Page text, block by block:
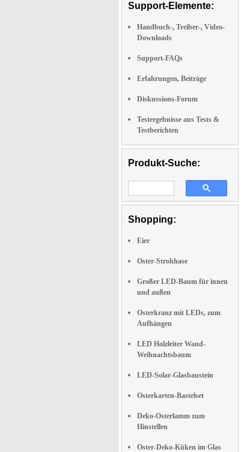
Support-Elemente:
Handbuch-, Treiber-, Video-
Downloads
Support-FAQs
Erfahrungen, Beiträge
Diskussions-Forum
Testergebnisse aus Tests &
Testberichten
Produkt-Suche:
Shopping:
Eier
Oster-Strohhase
Großer LED-Baum für innen
und außen
Osterkranz mit LEDs, zum
Aufhängen
LED Holzleiter Wand-
Weihnachtsbaum
LED-Solar-Glasbaustein
Osterkarten-Bastelset
Deko-Osterlamm zum
Hinstellen
Oster-Deko-Küken im Glas